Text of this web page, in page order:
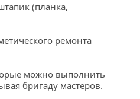
(планка,
ремонта
можно выполнить
бригаду мастеров.